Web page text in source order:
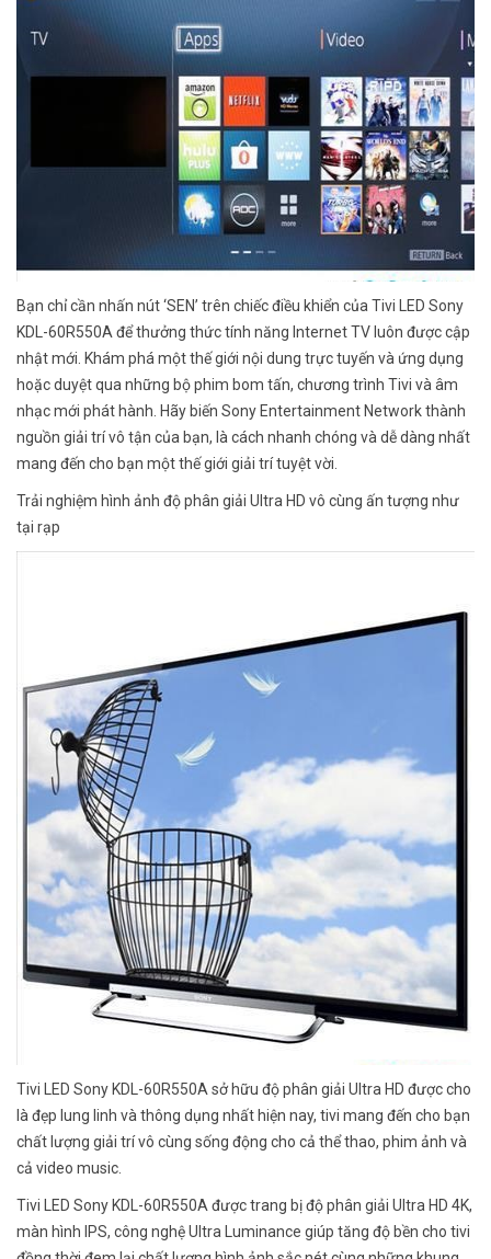
Bạn chỉ cần nhấn nút ‘SEN’ trên chiếc điều khiển của Tivi LED Sony
KDL-60R550A để thưởng thức tính năng Internet TV luôn được cập
nhật mới. Khám phá một thế giới nội dung trực tuyến và ứng dụng
hoặc duyệt qua những bộ phim bom tấn, chương trình Tivi và âm
nhạc mới phát hành. Hãy biến Sony Entertainment Network thành
nguồn giải trí vô tận của bạn, là cách nhanh chóng và dễ dàng nhất
mang đến cho bạn một thế giới giải trí tuyệt vời.
Trải nghiệm hình ảnh độ phân giải Ultra HD vô cùng ấn tượng như
tại rạp
Tivi LED Sony KDL-60R550A sở hữu độ phân giải Ultra HD được cho
là đẹp lung linh và thông dụng nhất hiện nay, tivi mang đến cho bạn
chất lượng giải trí vô cùng sống động cho cả thể thao, phim ảnh và
cả video music.
Tivi LED Sony KDL-60R550A được trang bị độ phân giải Ultra HD 4K,
màn hình IPS, công nghệ Ultra Luminance giúp tăng độ bền cho tivi